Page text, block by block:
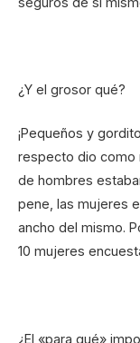
¿Y el grosor qué?
¡Pequeños y
respecto dio como
de hombres
pene, las mujeres
ancho del mismo.
10 mujeres
¿El «para qué»